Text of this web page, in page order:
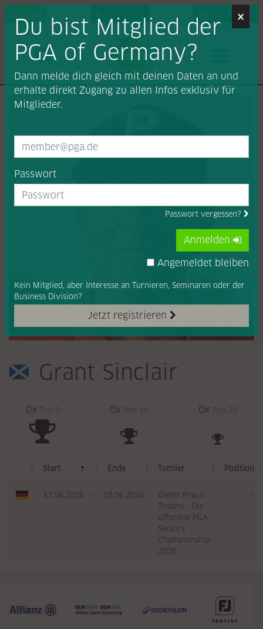
Job-Portal
Grant Sinclair
0x Top 3 0x Top 10 0x Top 20
Start Ende Turnier Position
17.08.2026 — 19.08.2026
Dieter Praun
Trophy - Die
offizielle PGA
Seniors
Championship
2026
—
×
Du bist Mitglied der
PGA of Germany?
Dann melde dich gleich mit deinen Daten an und
erhalte direkt Zugang zu allen Infos exklusiv für
Mitglieder.
Passwort
Passwort vergessen?
Jetzt registrieren
Kein Mitglied, aber Interesse an Turnieren, Seminaren oder der
Business Division?
Anmelden
Angemeldet bleiben